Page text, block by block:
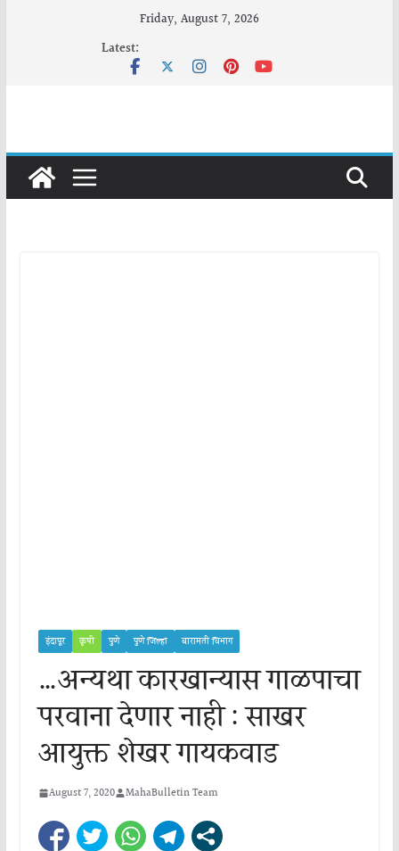
Friday, August 7, 2026
Latest:
इंदापूर कृषी पुणे पुणे जिल्हा बारामती विभाग
…अन्यथा कारखान्यास गाळपाचा
परवाना देणार नाही : साखर
आयुक्त शेखर गायकवाड
August 7, 2020 MahaBulletin Team